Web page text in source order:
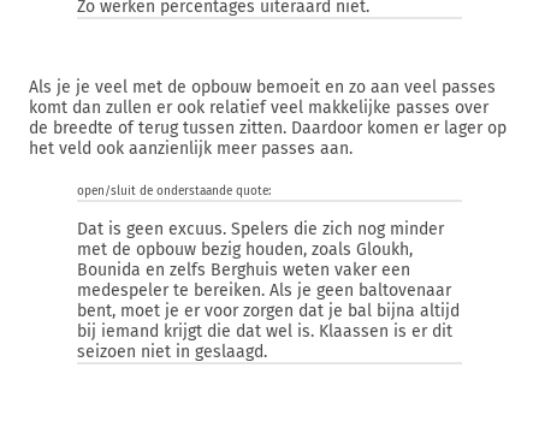
Zo werken percentages uiteraard niet.
Als je je veel met de opbouw bemoeit en zo aan veel passes
komt dan zullen er ook relatief veel makkelijke passes over
de breedte of terug tussen zitten. Daardoor komen er lager op
het veld ook aanzienlijk meer passes aan.
open/sluit de onderstaande quote:
Dat is geen excuus. Spelers die zich nog minder
met de opbouw bezig houden, zoals Gloukh,
Bounida en zelfs Berghuis weten vaker een
medespeler te bereiken. Als je geen baltovenaar
bent, moet je er voor zorgen dat je bal bijna altijd
bij iemand krijgt die dat wel is. Klaassen is er dit
seizoen niet in geslaagd.